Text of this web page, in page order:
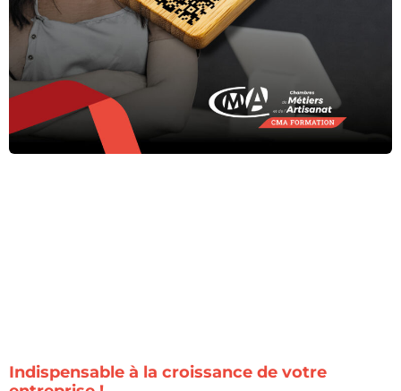
Indispensable à la croissance de votre